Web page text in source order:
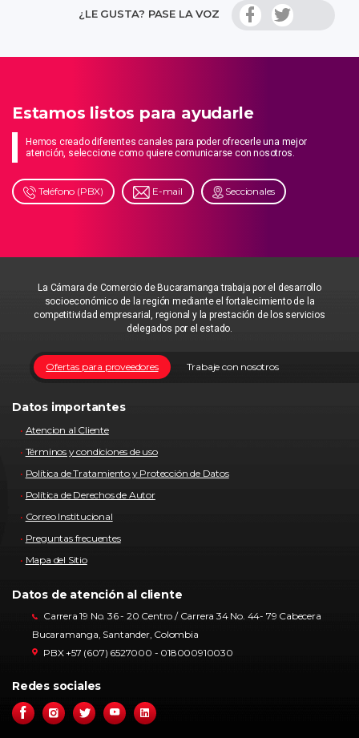
¿LE GUSTA? PASE LA VOZ
Estamos listos para ayudarle
Hemos creado diferentes canales para poder ofrecerle una mejor
atención, seleccione como quiere comunicarse con nosotros.
Teléfono (PBX) E-mail Seccionales
La Cámara de Comercio de Bucaramanga trabaja por el desarrollo
socioeconómico de la región mediante el fortalecimiento de la
competitividad empresarial, regional y la prestación de los servicios
delegados por el estado.
Trabaje con nosotros
Ofertas para proveedores
Datos importantes
Atencion al Cliente
Términos y condiciones de uso
Política de Tratamiento y Protección de Datos
Política de Derechos de Autor
Correo Institucional
Preguntas frecuentes
Mapa del Sitio
Datos de atención al cliente
Carrera 19 No. 36 - 20 Centro / Carrera 34 No. 44- 79 Cabecera
Bucaramanga, Santander, Colombia
PBX +57 (607) 6527000 - 018000910030
Redes sociales